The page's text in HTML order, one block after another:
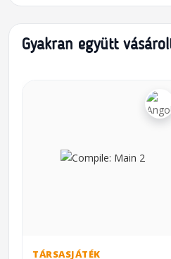
Gyakran együtt
TÁRSASJÁTÉK